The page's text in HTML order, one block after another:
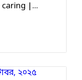
caring |...